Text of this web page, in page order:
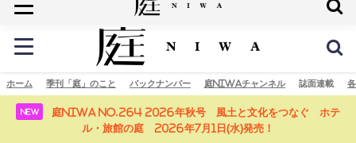
庭の未来へ
ホーム 季刊「庭」のこと バックナンバー 庭NIWAチャンネル 誌面連載
NEW
庭NIWA No.264 2026年秋号 風土と文化をつなぐ ホテ
ル・旅館の庭 2026年7月1日(水)発売！